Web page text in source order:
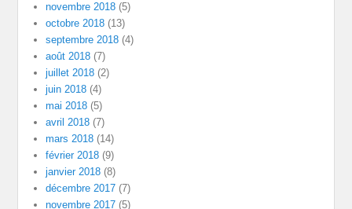
novembre 2018 (5)
octobre 2018 (13)
septembre 2018 (4)
août 2018 (7)
juillet 2018 (2)
juin 2018 (4)
mai 2018 (5)
avril 2018 (7)
mars 2018 (14)
février 2018 (9)
janvier 2018 (8)
décembre 2017 (7)
novembre 2017 (5)